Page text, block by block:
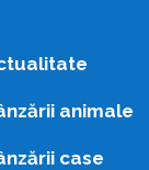
animale
case